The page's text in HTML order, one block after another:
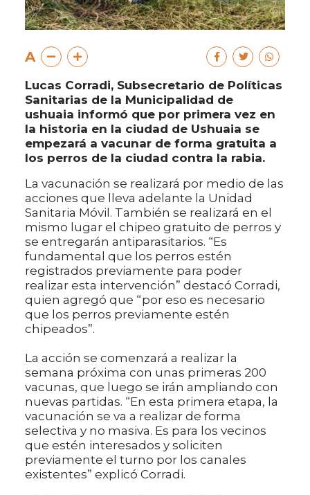
A
Lucas Corradi, Subsecretario de Políticas
Sanitarias de la Municipalidad de
ushuaia informó que por primera vez en
la historia en la ciudad de Ushuaia se
empezará a vacunar de forma gratuita a
los perros de la ciudad contra la rabia.
La vacunación se realizará por medio de las
acciones que lleva adelante la Unidad
Sanitaria Móvil. También se realizará en el
mismo lugar el chipeo gratuito de perros y
se entregarán antiparasitarios. “Es
fundamental que los perros estén
registrados previamente para poder
realizar esta intervención” destacó Corradi,
quien agregó que “por eso es necesario
que los perros previamente estén
chipeados”.
La acción se comenzará a realizar la
semana próxima con unas primeras 200
vacunas, que luego se irán ampliando con
nuevas partidas. “En esta primera etapa, la
vacunación se va a realizar de forma
selectiva y no masiva. Es para los vecinos
que estén interesados y soliciten
previamente el turno por los canales
existentes” explicó Corradi.